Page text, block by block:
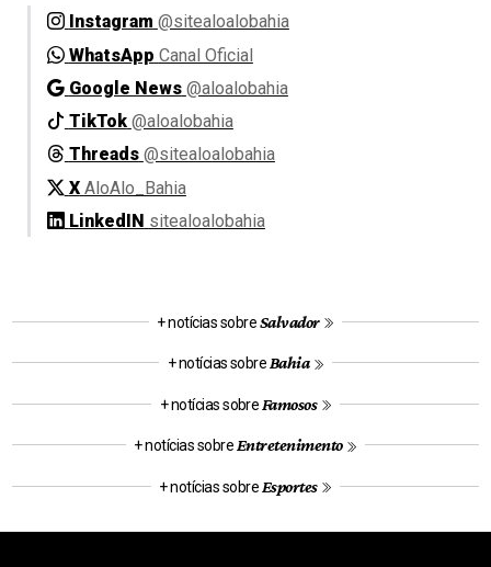
Instagram @sitealoalobahia
WhatsApp Canal Oficial
Google News @aloalobahia
TikTok @aloalobahia
Threads @sitealoalobahia
X AloAlo_Bahia
LinkedIN sitealoalobahia
+ notícias sobreSalvador
+ notícias sobre Bahia
+ notícias sobre Famosos
+ notícias sobre Entretenimento
+ notícias sobre Esportes